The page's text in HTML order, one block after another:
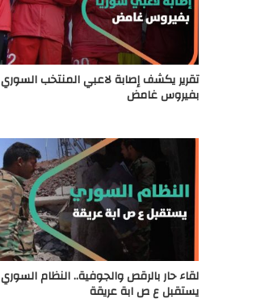
تقرير يكشف إصابة لاعبي المنتخب السوري
بفيروس غامض
لقاء حار بالرقص والجوفية.. النظام السوري
يستقبل ع ص ابة عريقة